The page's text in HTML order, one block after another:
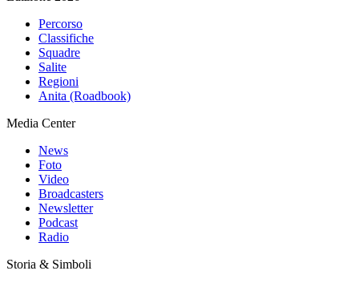
Percorso
Classifiche
Squadre
Salite
Regioni
Anita (Roadbook)
Media Center
News
Foto
Video
Broadcasters
Newsletter
Podcast
Radio
Storia & Simboli